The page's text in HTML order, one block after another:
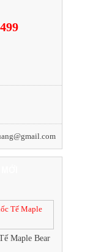
Maple Bear